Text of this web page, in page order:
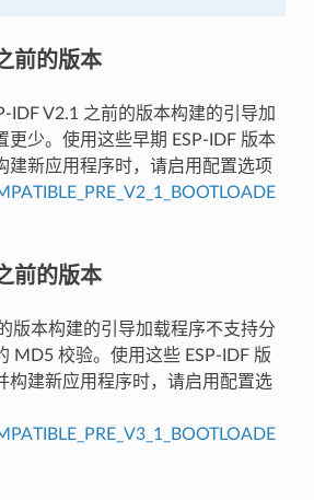
前的版本
IDF V2.1 之前的版本构建的引导加
更少。使用这些早期 ESP-IDF 版本
建新应用程序时，请启用配置选项
前的版本
版本构建的引导加载程序不支持分
MD5 校验。使用这些 ESP-IDF 版
构建新应用程序时，请启用配置选